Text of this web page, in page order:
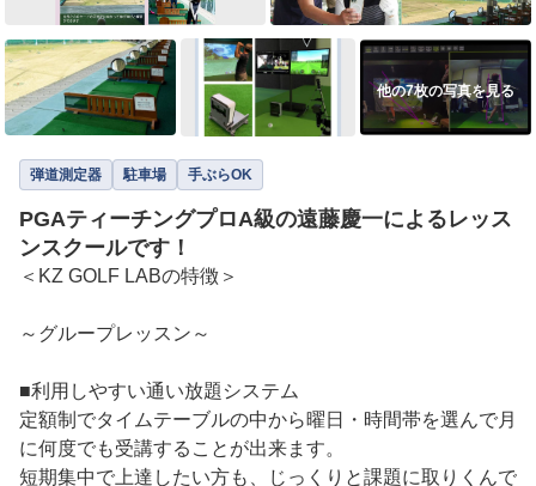
他の7枚の写真を見る
弾道測定器 駐車場 手ぶらOK
PGAティーチングプロA級の遠藤慶一によるレッス
ンスクールです！
＜KZ GOLF LABの特徴＞
～グループレッスン～
■利用しやすい通い放題システム
定額制でタイムテーブルの中から曜日・時間帯を選んで月
に何度でも受講することが出来ます。
短期集中で上達したい方も、じっくりと課題に取りくんで